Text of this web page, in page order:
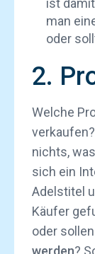
ist
man
oder
2.
Welche
nichts,
sich ein
Adelstitel
Käufer
oder
werden?